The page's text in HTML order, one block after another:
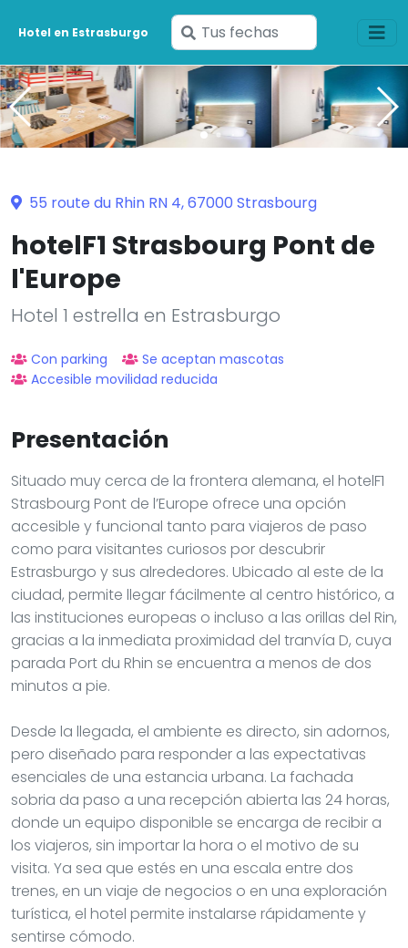
Hotel en Estrasburgo
Ingresa
tus
fechas
55 route du Rhin RN 4, 67000 Strasbourg
hotelF1 Strasbourg Pont de
l'Europe
Hotel 1 estrella en Estrasburgo
Con parking
Se aceptan mascotas
Accesible movilidad reducida
Presentación
Situado muy cerca de la frontera alemana, el hotelF1
Strasbourg Pont de l’Europe ofrece una opción
accesible y funcional tanto para viajeros de paso
como para visitantes curiosos por descubrir
Estrasburgo y sus alrededores. Ubicado al este de la
ciudad, permite llegar fácilmente al centro histórico, a
las instituciones europeas o incluso a las orillas del Rin,
gracias a la inmediata proximidad del tranvía D, cuya
parada Port du Rhin se encuentra a menos de dos
minutos a pie.
Desde la llegada, el ambiente es directo, sin adornos,
pero diseñado para responder a las expectativas
esenciales de una estancia urbana. La fachada
sobria da paso a una recepción abierta las 24 horas,
donde un equipo disponible se encarga de recibir a
los viajeros, sin importar la hora o el motivo de su
visita. Ya sea que estés en una escala entre dos
trenes, en un viaje de negocios o en una exploración
turística, el hotel permite instalarse rápidamente y
sentirse cómodo.